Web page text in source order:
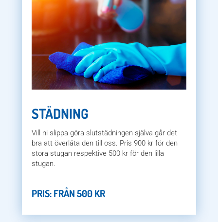
STÄDNING
Vill ni slippa göra slutstädningen själva går det
bra att överlåta den till oss. Pris 900 kr för den
stora stugan respektive 500 kr för den lilla
stugan.
PRIS: FRÅN 500 KR